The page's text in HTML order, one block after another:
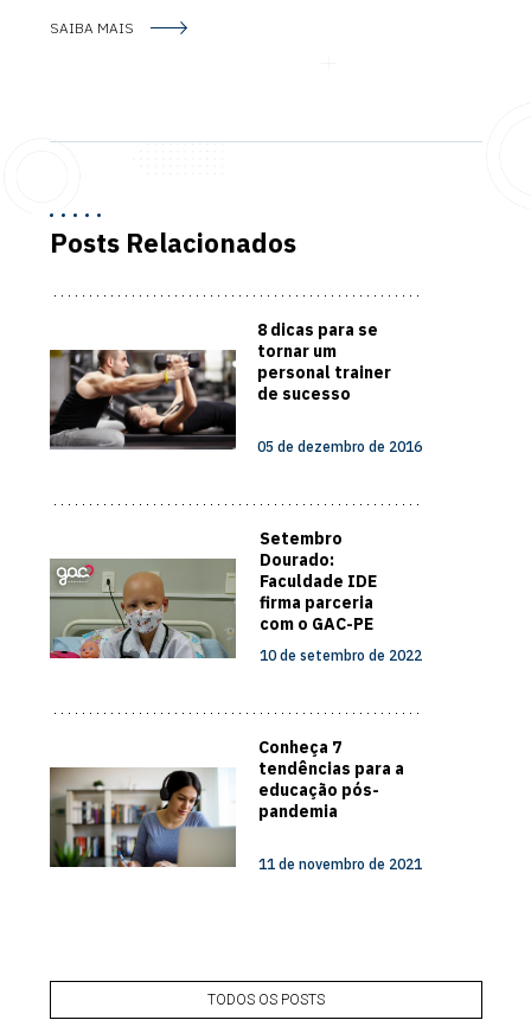
SAIBA MAIS
Posts Relacionados
8 dicas para se
tornar um
personal trainer
de sucesso
05 de dezembro de 2016
Setembro
Dourado:
Faculdade IDE
firma parceria
com o GAC-PE
para estimular o
diagnóstico
câncer
10 de setembro de 2022
Conheça 7
tendências para a
educação pós-
pandemia
11 de novembro de 2021
TODOS OS POSTS